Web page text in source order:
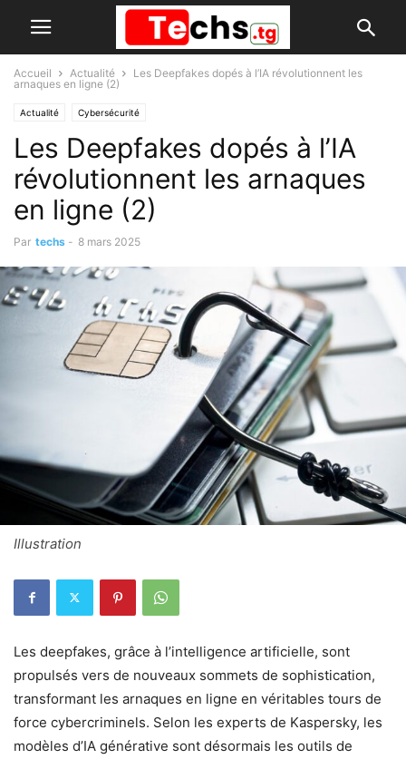
Accueil Actualité
Les Deepfakes dopés à l’IA révolutionnent les
arnaques en ligne (2)
Actualité Cybersécurité
Les Deepfakes dopés à l’IA
révolutionnent les arnaques
en ligne (2)
Par techs - 8 mars 2025
Illustration
Les deepfakes, grâce à l’intelligence artificielle, sont
propulsés vers de nouveaux sommets de sophistication,
transformant les arnaques en ligne en véritables tours de
force cybercriminels. Selon les experts de Kaspersky, les
modèles d’IA générative sont désormais les outils de